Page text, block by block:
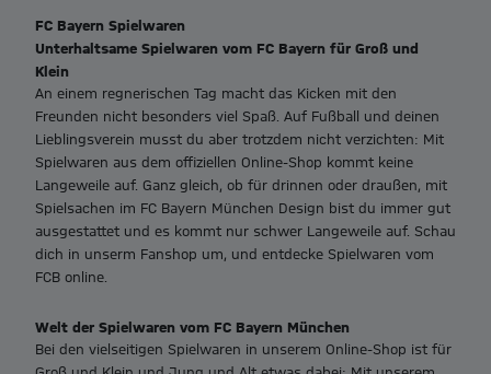
FC Bayern Spielwaren
Unterhaltsame Spielwaren vom FC Bayern für Groß und
Klein
An einem regnerischen Tag macht das Kicken mit den
Freunden nicht besonders viel Spaß. Auf Fußball und deinen
Lieblingsverein musst du aber trotzdem nicht verzichten: Mit
Spielwaren aus dem offiziellen Online-Shop kommt keine
Langeweile auf. Ganz gleich, ob für drinnen oder draußen, mit
Spielsachen im FC Bayern München Design bist du immer gut
ausgestattet und es kommt nur schwer Langeweile auf. Schau
dich in unserm Fanshop um, und entdecke Spielwaren vom
FCB online.
Welt der Spielwaren vom FC Bayern München
Bei den vielseitigen Spielwaren in unserem Online-Shop ist für